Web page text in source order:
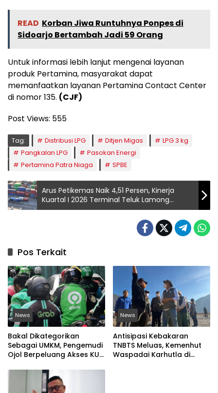
READ Korban Jiwa Runtuhnya Ponpes di
Sidoarjo Bertambah Jadi 59 Orang
Untuk informasi lebih lanjut mengenai layanan
produk Pertamina, masyarakat dapat
memanfaatkan layanan Pertamina Contact Center
di nomor 135. (CJF)
Post Views: 555
Tag: Distribusi LPG Ditjen Migas
LPG 3 kg
Pangkalan LPG
Pasokan Energi
Pertamina Patra Niaga
SPBE
Arus Petikemas Naik 4,51 Persen, Kinerja
Kuartal I 2026 Terminal Teluk Lamong
Tumbuh Positif
Pos Terkait
News
Bakal Dikategorikan
Sebagai UMKM, Pengemudi
Ojol Berpeluang Akses KUR
News
Antisipasi Kebakaran
TNBTS Meluas, Kemenhut
Waspadai Karhutla di